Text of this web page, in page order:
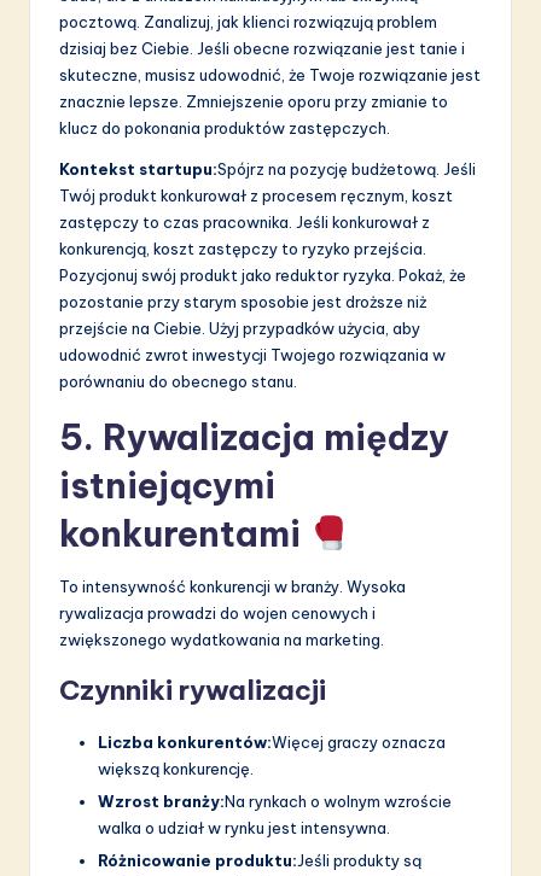
pocztową. Zanalizuj, jak klienci rozwiązują problem
dzisiaj bez Ciebie. Jeśli obecne rozwiązanie jest tanie i
skuteczne, musisz udowodnić, że Twoje rozwiązanie jest
znacznie lepsze. Zmniejszenie oporu przy zmianie to
klucz do pokonania produktów zastępczych.
Kontekst startupu:Spójrz na pozycję budżetową. Jeśli
Twój produkt konkurował z procesem ręcznym, koszt
zastępczy to czas pracownika. Jeśli konkurował z
konkurencją, koszt zastępczy to ryzyko przejścia.
Pozycjonuj swój produkt jako reduktor ryzyka. Pokaż, że
pozostanie przy starym sposobie jest droższe niż
przejście na Ciebie. Użyj przypadków użycia, aby
udowodnić zwrot inwestycji Twojego rozwiązania w
porównaniu do obecnego stanu.
5. Rywalizacja między
istniejącymi
konkurentami
To intensywność konkurencji w branży. Wysoka
rywalizacja prowadzi do wojen cenowych i
zwiększonego wydatkowania na marketing.
Czynniki rywalizacji
Liczba konkurentów:Więcej graczy oznacza
większą konkurencję.
Wzrost branży:Na rynkach o wolnym wzroście
walka o udział w rynku jest intensywna.
Różnicowanie produktu:Jeśli produkty są